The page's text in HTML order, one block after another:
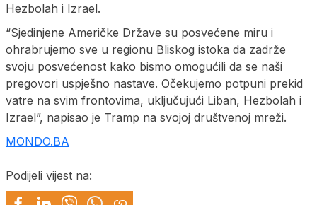
Hezbolah i Izrael.
“Sjedinjene Američke Države su posvećene miru i
ohrabrujemo sve u regionu Bliskog istoka da zadrže
svoju posvećenost kako bismo omogućili da se naši
pregovori uspješno nastave. Očekujemo potpuni prekid
vatre na svim frontovima, uključujući Liban, Hezbolah i
Izrael”, napisao je Tramp na svojoj društvenoj mreži.
MONDO.BA
Podijeli vijest na: